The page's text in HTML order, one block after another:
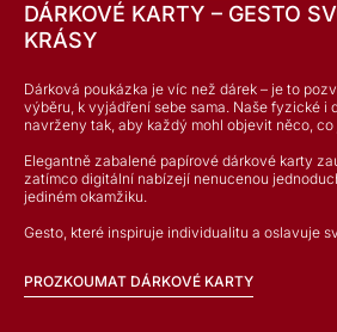
DÁRKOVÉ KARTY – GESTO
KRÁSY
Dárková poukázka je víc než dárek – je to
výběru, k vyjádření sebe sama. Naše fyzické i
navrženy tak, aby každý mohl objevit něco,
Elegantně zabalené papírové dárkové karty
zatímco digitální nabízejí nenucenou
jediném okamžiku.
Gesto, které inspiruje individualitu a oslavuje
PROZKOUMAT DÁRKOVÉ KARTY